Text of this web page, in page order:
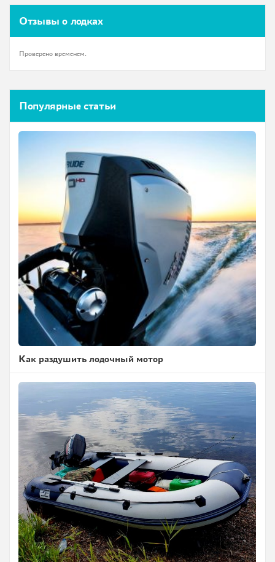
Отзывы о лодках
Проверено временем.
Популярные статьи
Как раздушить лодочный мотор